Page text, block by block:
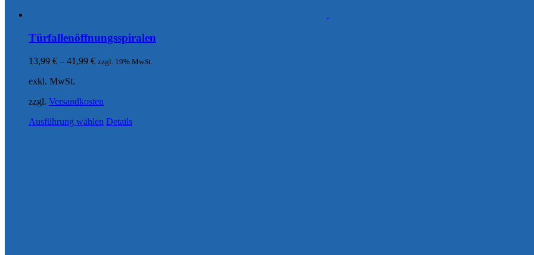
Türfallenöffnungsspiralen
13,99 € – 41,99 € zzgl. 19% MwSt.
exkl. MwSt.
zzgl. Versandkosten
Ausführung wählen Details